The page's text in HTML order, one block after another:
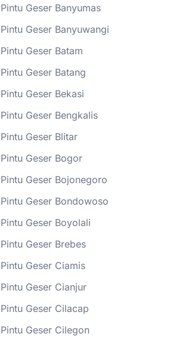
Geser Banyumas
Geser Banyuwangi
Geser Batam
Geser Batang
Geser Bekasi
Geser Bengkalis
Geser Blitar
Geser Bogor
Geser Bojonegoro
Geser Bondowoso
Geser Boyolali
Geser Brebes
Geser Ciamis
Geser Cianjur
Geser Cilacap
Geser Cilegon